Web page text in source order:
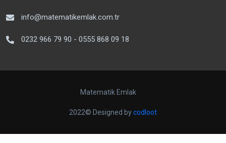
info@matematikemlak.com.tr
0232 966 79 90 - 0555 868 09 18
Matematik Emlak
2022© Designed bycodloot